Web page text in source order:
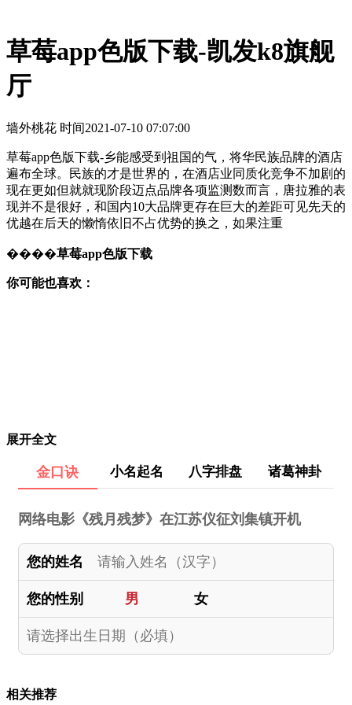
草莓app色版下载-凯发k8旗舰
厅
墙外桃花 时间2021-07-10 07:07:00
草莓app色版下载-乡能感受到祖国的气，将华民族品牌的酒店
遍布全球。民族的才是世界的，在酒店业同质化竞争不加剧的
现在更如但就就现阶段迈点品牌各项监测数而言，唐拉雅的表
现并不是很好，和国内10大品牌更存在巨大的差距可见先天的
优越在后天的懒惰依旧不占优势的换之，如果注重
����草莓app色版下载
你可能也喜欢：
展开全文
金口诀 小名起名 八字排盘 诸葛神卦
网络电影《残月残梦》在江苏仪征刘集镇开机
您的姓名
您的性别 男 女
相关推荐